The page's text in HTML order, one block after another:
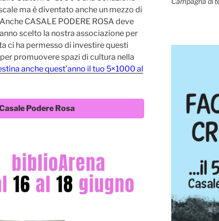
ma è diventato anche un mezzo di
CASALE PODERE ROSA deve
scelto la nostra associazione per
ci ha permesso di investire questi
promuovere spazi di cultura nella
anche quest’anno il tuo 5×1000 al
Podere Rosa